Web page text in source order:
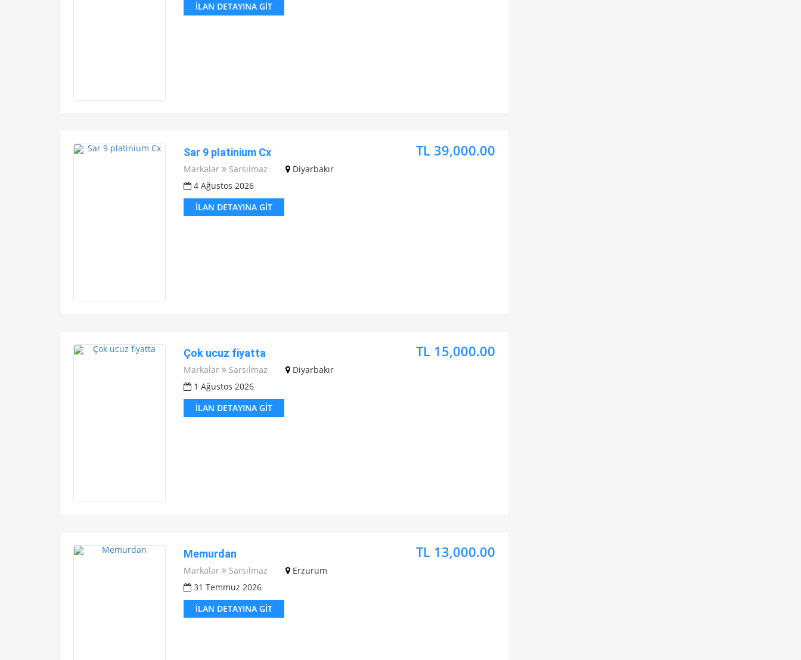
İLAN DETAYINA GIT
Sar 9 platinium Cx
Markalar Sarsılmaz
Diyarbakır
4 Ağustos 2026
İLAN DETAYINA GIT
TL 39,000.00
Çok ucuz fiyatta
Markalar Sarsılmaz
Diyarbakır
1 Ağustos 2026
İLAN DETAYINA GIT
TL 15,000.00
Memurdan
Markalar Sarsılmaz
Erzurum
31 Temmuz 2026
İLAN DETAYINA GIT
TL 13,000.00